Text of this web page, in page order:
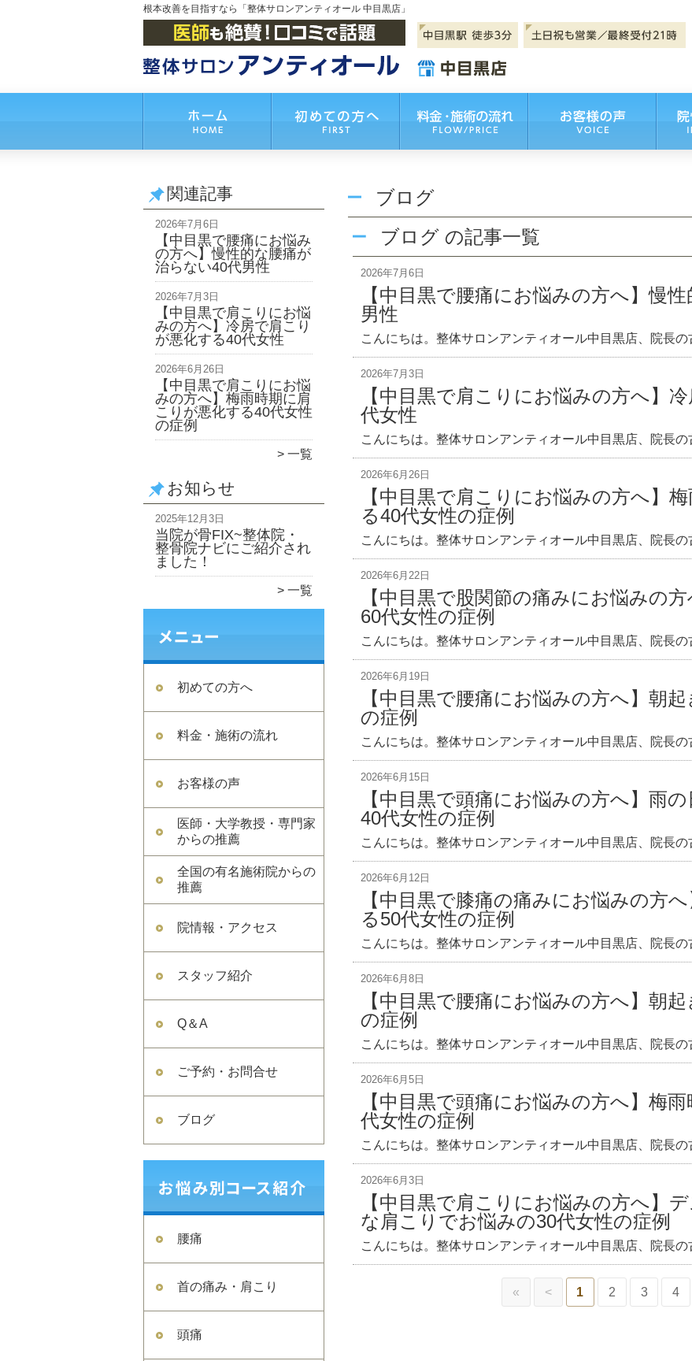
根本改善を目指すなら「整体サロンアンティオール 中目黒店」
関連記事
2026年7月6日
【中目黒で腰痛にお悩み
の方へ】慢性的な腰痛が
治らない40代男性
2026年7月3日
【中目黒で肩こりにお悩
みの方へ】冷房で肩こり
が悪化する40代女性
2026年6月26日
【中目黒で肩こりにお悩
みの方へ】梅雨時期に肩
こりが悪化する40代女性
の症例
一覧
お知らせ
2025年12月3日
当院が骨FIX~整体院・
整骨院ナビにご紹介され
ました！
一覧
初めての方へ
料金・施術の流れ
お客様の声
医師・大学教授・専門家
からの推薦
全国の有名施術院からの
推薦
院情報・アクセス
スタッフ紹介
Q＆A
ご予約・お問合せ
ブログ
腰痛
首の痛み・肩こり
頭痛
ブログ
ブログ の記事一覧
2026年7月6日
【中目黒で腰痛にお悩みの方へ】慢
男性
こんにちは。整体サロンアンティオール中目黒店、院長
2026年7月3日
【中目黒で肩こりにお悩みの方へ】
代女性
こんにちは。整体サロンアンティオール中目黒店、院長
2026年6月26日
【中目黒で肩こりにお悩みの方へ】
る40代女性の症例
こんにちは。整体サロンアンティオール中目黒店、院長
2026年6月22日
【中目黒で股関節の痛みにお悩みの
60代女性の症例
こんにちは。整体サロンアンティオール中目黒店、院長
2026年6月19日
【中目黒で腰痛にお悩みの方へ】朝
の症例
こんにちは。整体サロンアンティオール中目黒店、院長
2026年6月15日
【中目黒で頭痛にお悩みの方へ】雨
40代女性の症例
こんにちは。整体サロンアンティオール中目黒店、院長
2026年6月12日
【中目黒で膝痛の痛みにお悩みの方
る50代女性の症例
こんにちは。整体サロンアンティオール中目黒店、院長
2026年6月8日
【中目黒で腰痛にお悩みの方へ】朝
の症例
こんにちは。整体サロンアンティオール中目黒店、院長
2026年6月5日
【中目黒で頭痛にお悩みの方へ】梅
代女性の症例
こんにちは。整体サロンアンティオール中目黒店、院長
2026年6月3日
【中目黒で肩こりにお悩みの方へ】
な肩こりでお悩みの30代女性の症例
こんにちは。整体サロンアンティオール中目黒店、院長
« < 1 2 3 4